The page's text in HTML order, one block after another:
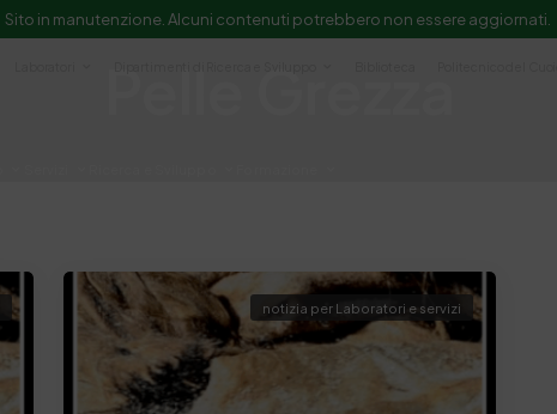
Sito in manutenzione. Alcuni contenuti potrebbero non essere aggiornati.
notizia per Laboratori e servizi